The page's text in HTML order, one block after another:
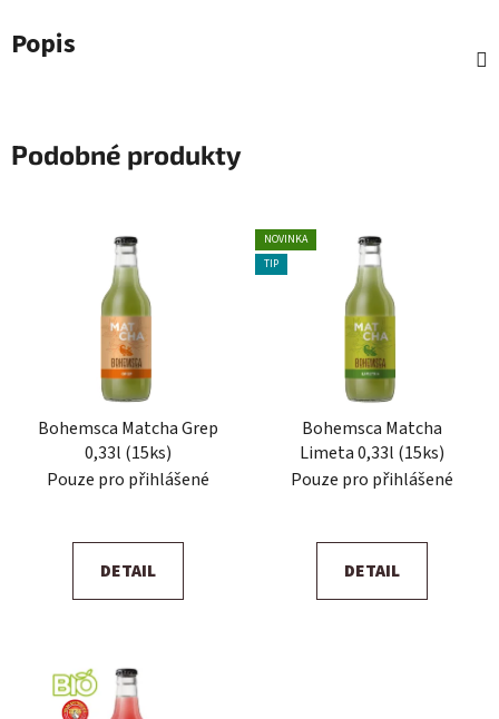
Popis
Podobné produkty
Bohemsca Matcha Grep
0,33l (15ks)
Pouze pro přihlášené
DETAIL
NOVINKA
TIP
Bohemsca Matcha
Limeta 0,33l (15ks)
Pouze pro přihlášené
DETAIL